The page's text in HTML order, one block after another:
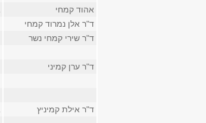
אהוד קמחי
ד"ר אלן נמרוד קמחי
ד"ר שירי קמחי נשר
ד"ר ערן קמיני
ד"ר אילת קמיניץ